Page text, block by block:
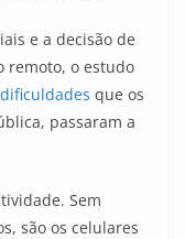
e a decisão de
remoto, o estudo
que os
passaram a
Sem
são os celulares